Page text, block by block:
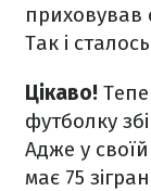
приховував
Так і
Цікаво!
футболку
Адже у своїй
має 75